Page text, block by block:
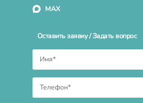
MAX
Оставить заявку / Задать вопрос